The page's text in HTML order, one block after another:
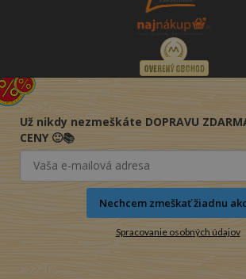
Už nikdy nezmeškáte DOPRAVU
CENY 🙂📚
Nechcem zmeškať žiadnu
Spracovanie osobných údajov